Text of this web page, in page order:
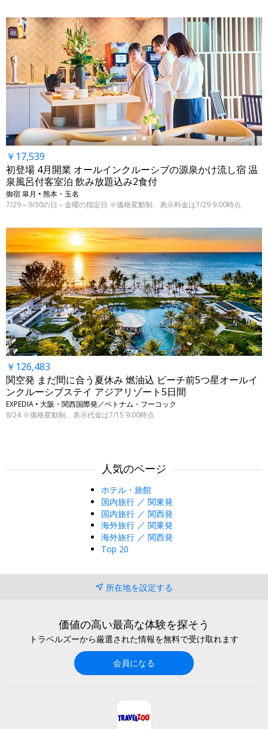
←
￥17,539
初登場 4月開業 オールインクルーシブの源泉かけ流し宿 温
泉風呂付客室泊 飲み放題込み2食付
御宿 皐月 • 熊本・玉名
7/29～9/30の日～金曜の指定日 ※価格変動制、表示料金は7/29 9:00時点
￥126,483
関空発 まだ間に合う夏休み 燃油込 ビーチ前5つ星オールイ
ンクルーシブステイ アジアリゾート5日間
EXPEDIA • 大阪・関西国際発／ベトナム・フーコック
8/24 ※価格変動制、表示代金は7/15 9:00時点
人気のページ
ホテル・旅館
国内旅行 ／ 関東発
国内旅行 ／ 関西発
海外旅行 ／ 関東発
海外旅行 ／ 関西発
Top 20
所在地を設定する
価値の高い最高な体験を探そう
トラベルズーから厳選された情報を無料で受け取れます
会員になる